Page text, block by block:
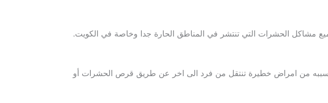
مشاكل الحشرات التي تنتشر في المناطق الحارة جدا وخاصة في الكويت.
تسببه من امراض خطيرة تنتقل من فرد الى اخر عن طريق قرص الحشرات أو